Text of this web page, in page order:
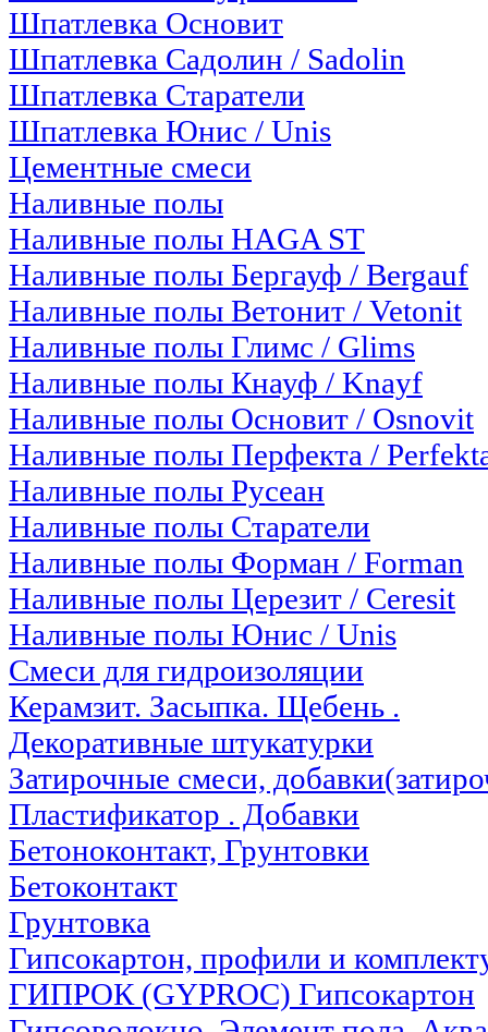
Шпатлевка Основит
Шпатлевка Садолин / Sadolin
Шпатлевка Старатели
Шпатлевка Юнис / Unis
Цементные смеси
Наливные полы
Наливные полы HAGA ST
Наливные полы Бергауф / Bergauf
Наливные полы Ветонит / Vetonit
Наливные полы Глимс / Glims
Наливные полы Кнауф / Knayf
Наливные полы Основит / Osnovit
Наливные полы Перфекта /
Наливные полы Русеан
Наливные полы Старатели
Наливные полы Форман / Forman
Наливные полы Церезит / Ceresit
Наливные полы Юнис / Unis
Смеси для гидроизоляции
Керамзит. Засыпка. Щебень .
Декоративные штукатурки
Затирочные смеси,
Пластификатор . Добавки
Бетоноконтакт, Грунтовки
Бетоконтакт
Грунтовка
Гипсокартон, профили и
ГИПРОК (GYPROC) Гипсокартон